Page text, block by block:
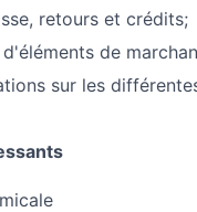
retours et crédits;
de
sur les